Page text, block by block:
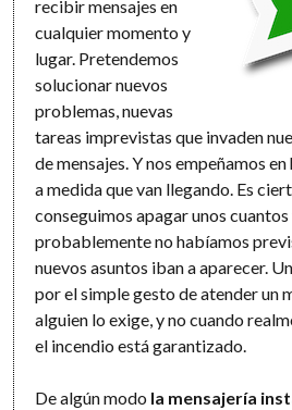
recibir mensajes en
cualquier momento y
lugar. Pretendemos
solucionar nuevos
problemas, nuevas
tareas imprevistas que invaden
de mensajes. Y nos empeñamos
a medida que van llegando. Es
conseguimos apagar unos
probablemente no habíamos
nuevos asuntos iban a aparecer.
por el simple gesto de atender un
alguien lo exige, y no cuando
el incendio está garantizado.
De algún modo la mensajería